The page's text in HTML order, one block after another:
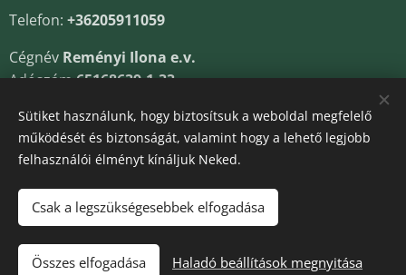
Kosárba
Telefon: +36205911059
Cégnév Reményi Ilona e.v.
Adószám65168639-1-33
Sütik
Sütiket használunk, hogy biztosítsuk a weboldal megfelelő
működését és biztonságát, valamint hogy a lehető legjobb
felhasználói élményt kínáljuk Neked.
Csak a legszükségesebbek elfogadása
Összes elfogadása Haladó beállítások megnyitása